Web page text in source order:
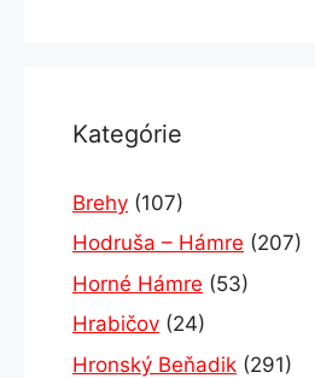
Kategórie
Brehy (107)
Hodruša – Hámre (207)
Horné Hámre (53)
Hrabičov (24)
Hronský Beňadik (291)